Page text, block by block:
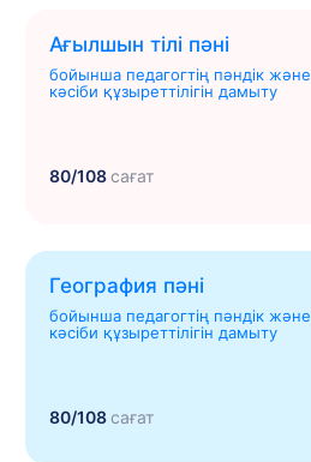
Ағылшын тілі пәні
бойынша педагогтің пәндік және
кәсіби құзыреттілігін дамыту
80/108сағат
География пәні
бойынша педагогтің пәндік және
кәсіби құзыреттілігін дамыту
80/108сағат